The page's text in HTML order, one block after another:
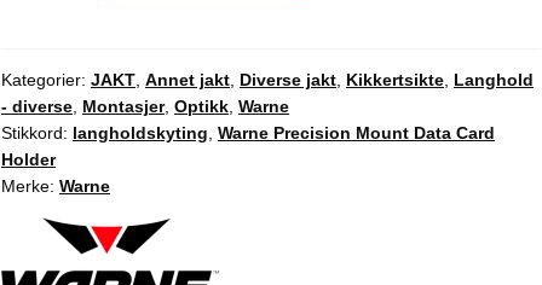
Card
Holder
antall
Kategorier: JAKT Annet jakt Diverse jakt Kikkertsikte Langhold
- diverse Montasjer, Optikk Warne
Stikkord: langholdskyting Warne Precision Mount Data Card
Holder
Merke: Warne